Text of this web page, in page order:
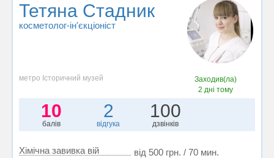
Тетяна Стадник
косметолог-ін'єкціоніст
метро Історичний музей
Заходив(ла)
2 дні тому
10
балів
2
відгука
100
дзвінків
Хімічна завивка вій від 500 грн. / 70 мин.